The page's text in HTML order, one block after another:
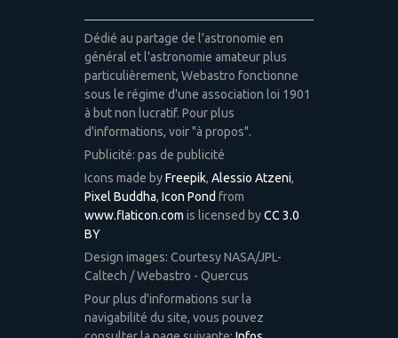
Dédié au partage de l'astronomie en
général et l'astronomie amateur plus
particulièrement, Webastro fonctionne
sous le régime d'une association loi 1901
à but non lucratif. Pour plus
d'informations, voir "à propos".
Publicité: pas de publicité
Icons made byFreepik, Alessio Atzeni,
Pixel Buddha, Icon Pond from
www.flaticon.com is licensed byCC 3.0
BY
Design images: Courtesy NASA/JPL-
Caltech / Webastro - Quercus
Pour plus d'informations sur la
navigabilité du site, vous pouvez